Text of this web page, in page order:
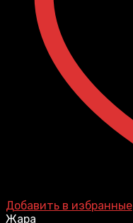
Добавить в избранные
Жара